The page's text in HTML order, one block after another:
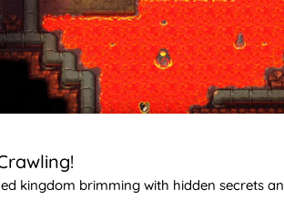
kingdom brimming with hidden secrets